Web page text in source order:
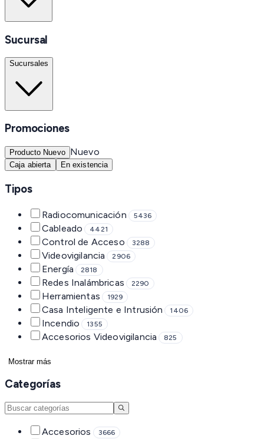
Sucursal
Sucursales
Promociones
Producto Nuevo Nuevo
Caja abierta En existencia
Tipos
Radiocomunicación 5436
Cableado 4421
Control de Acceso 3288
Videovigilancia 2906
Energía 2818
Redes Inalámbricas 2290
Herramientas 1929
Casa Inteligente e Intrusión 1406
Incendio 1355
Accesorios Videovigilancia 825
Mostrar más
Categorías
Accesorios 3666